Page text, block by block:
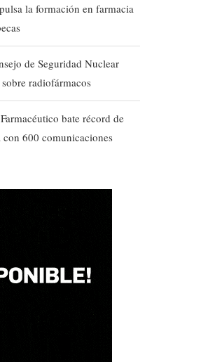
la formación en farmacia
de Seguridad Nuclear
radiofármacos
bate récord de
600 comunicaciones